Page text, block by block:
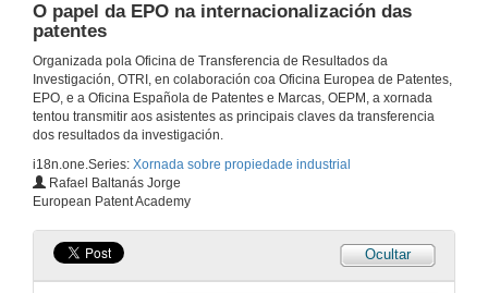
O papel da EPO na internacionalización das
patentes
Organizada pola Oficina de Transferencia de Resultados da
Investigación, OTRI, en colaboración coa Oficina Europea de Patentes,
EPO, e a Oficina Española de Patentes e Marcas, OEPM, a xornada
tentou transmitir aos asistentes as principais claves da transferencia
dos resultados da investigación.
i18n.one.Series: Xornada sobre propiedade industrial
Rafael Baltanás Jorge
European Patent Academy
Ocultar
Inauguración
17 de abr. de 2012
Presentación de Pablo López De Unceta
Protección das innovacións